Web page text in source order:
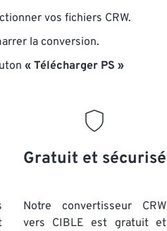
vos fichiers CRW.
la conversion.
« Télécharger PS »
Gratuit et sécurisé
Notre convertisseur CRW
vers CIBLE est gratuit et